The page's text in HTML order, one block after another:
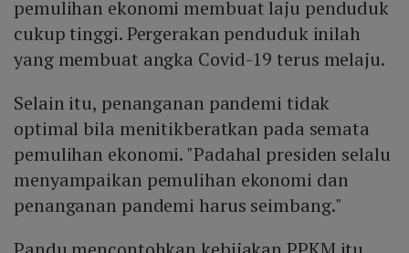
pemulihan ekonomi membuat laju penduduk
cukup tinggi. Pergerakan penduduk inilah
yang membuat angka Covid-19 terus melaju.
Selain itu, penanganan pandemi tidak
optimal bila menitikberatkan pada semata
pemulihan ekonomi. "Padahal presiden selalu
menyampaikan pemulihan ekonomi dan
penanganan pandemi harus seimbang."